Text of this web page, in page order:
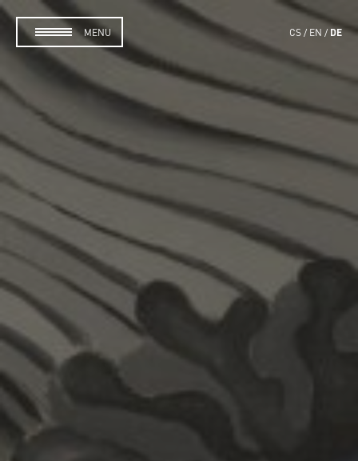
MENU CS EN DE